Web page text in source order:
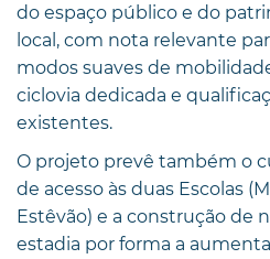
do espaço público e do
local, com nota relevante
modos suaves de
ciclovia dedicada e
existentes.
O projeto prevê também o
de acesso às duas Escolas
Estêvão) e a construção de
estadia por forma a